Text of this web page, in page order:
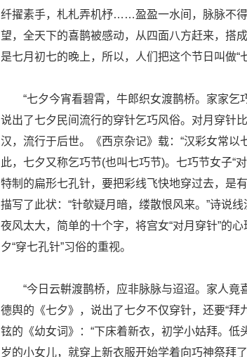
纤擢素手，札札弄机杼……盈盈一水间，脉脉不得
望，全天下的喜鹊被感动，从四面八方赶来，搭
是七月初七的晚上，所以，人们把这个节日叫做“七
“七夕今宵看碧霄，牛郎织女渡鹊桥。家家
说出了七夕民间流行的穿针乞巧风俗。对月穿针
汉，流行于后世。《西京杂记》载：“汉彩女常以
此，七夕又称乞巧节(也叫七巧节)。七巧节女子“
特制的扁形七孔针，要把彩线飞快地穿过去，是
描写了此状：“针欹疑月暗，缕散恨风来。”诗说
夜风太大，简单的十个字，将宫女“对月穿针”的
夕“穿七孔针”习俗的重视。
“今日云輧渡鹊桥，应非脉脉与迢迢。家人竟
德舆的《七夕》，说出了七夕不仅穿针，还要“拜
铉的《幼女词》：“下床着新衣，初学小姑拜。低
岁的小女儿，就穿上新衣服开始学着向巧神祭拜